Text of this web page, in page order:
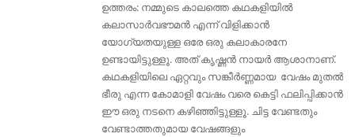
ഉത്തരം: നമ്മുടെ കാലത്തെ കഥകളിയിൽ
കലാസാർവഭൗമൻ എന്ന് വിളിക്കാൻ
യോഗ്യതയുള്ള ഒരേ ഒരു കലാകാരനേ
ഉണ്ടായിട്ടുള്ളൂ. അത് കൃഷ്ണൻ നായർ ആശാനാണ്.
കഥകളിയിലെ ഏറ്റവും സങ്കീർണ്ണമായ വേഷം മുതൽ
ഭീരു എന്ന കോമാളി വേഷം വരെ കെട്ടി ഫലിപ്പിക്കാൻ
ഈ ഒരു നടനെ കഴിഞ്ഞിട്ടുള്ളൂ. ചിട്ട വേണ്ടതും
വേണ്ടാത്തതുമായ വേഷങ്ങളും